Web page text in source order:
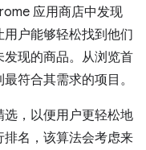
应用商店中发现
户能够轻松找到他们
现的商品。从浏览首
符合其需求的项目。
，以便用户更轻松地
名，该算法会考虑来